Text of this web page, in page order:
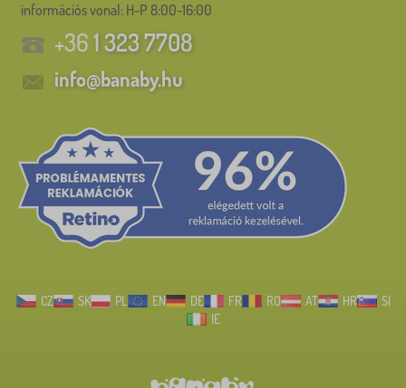
információs vonal: H-P 8:00-16:00
+361 323 7708
info@banaby.hu
CZ SK PL EN DE FR RO AT HR
SI
IE